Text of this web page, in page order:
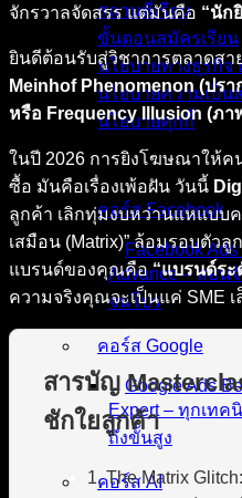
สถานที่เรียน
ขั้นตอนสมัครเรียน
นโยบายทางธุรกิจ
นโยบายความเป็น
นโยบายคุกกี้
คอร์สทั้งหมด
คอร์ส Facebook
Facebook Ads
Advance – สอน
จนโปร
คอร์ส Google
Google Ads
Expert – ทุกเท
ถึงขั้นสูง
คอร์ส AI
จักรวาลจัดสรร แต่มันคือ “นัก
ยินดีต้อนรับสู่วิชาการตลาดส
Meinhof Phenomenon (ปร
หรือ Frequency Illusion (ภา
ในปี 2026 การยิงโฆษณาให้ค
ซื้อ มันคือเรื่องเพ้อฝัน วันนี้
ลูกค้า เลิกทุ่มงบหว่านแหแบบ
เสมือน (Matrix)” ล้อมรอบตัว
แบรนด์ของคุณคือ“แบรนด์ร
ความจริงคุณจะเป็นแค่ SME เ
สารบัญ
ชักใยลูกค้า
1. The Matrix